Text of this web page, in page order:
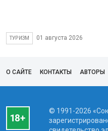
ТУРИЗМ 01 августа 2026
О САЙТЕ КОНТАКТЫ АВТОРЫ
© 1991-2026